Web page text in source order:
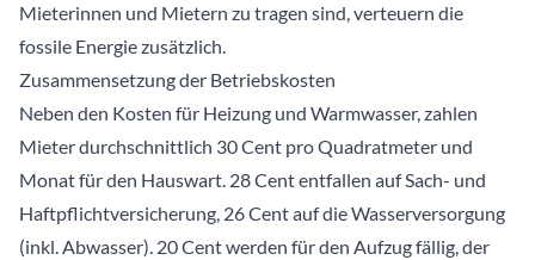
Mieterinnen und Mietern zu tragen sind, verteuern die
fossile Energie zusätzlich.
Zusammensetzung der Betriebskosten
Neben den Kosten für Heizung und Warmwasser, zahlen
Mieter durchschnittlich 30 Cent pro Quadratmeter und
Monat für den Hauswart. 28 Cent entfallen auf Sach- und
Haftpflichtversicherung, 26 Cent auf die Wasserversorgung
(inkl. Abwasser). 20 Cent werden für den Aufzug fällig, der